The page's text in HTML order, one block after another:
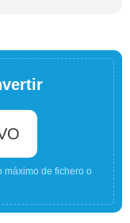
máximo de fichero o